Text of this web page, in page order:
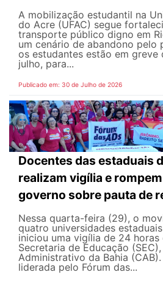
A mobilização estudantil na
do Acre (UFAC) segue
transporte público digno em
um cenário de abandono pelo
os estudantes estão em greve
julho, para...
Publicado em: 30 de Julho de 2026
Docentes das estaduais
realizam vigília e
governo sobre pauta de
Nessa quarta-feira (29), o
quatro universidades
iniciou uma vigília de 24 horas
Secretaria de Educação
Administrativo da Bahia
liderada pelo Fórum das...